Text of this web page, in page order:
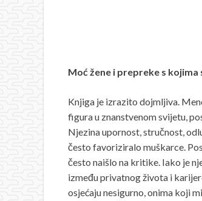
Moć žene i prepreke s kojima
Knjiga je izrazito dojmljiva.
figura u znanstvenom svijetu,
Njezina upornost, stručnost,
često favoriziralo muškarce.
često naišlo na kritike. Iako je
između privatnog života i
osjećaju nesigurno, onima koji